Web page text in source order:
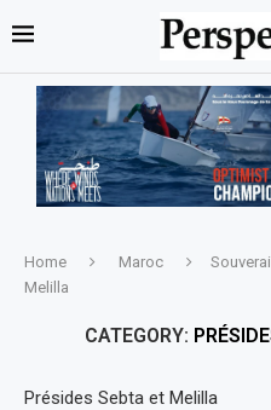
Home Maroc
Melilla
CATEGORY:
Présides Sebta et Melilla